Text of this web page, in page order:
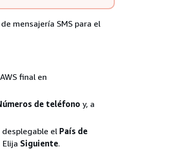
mensajería SMS para el
final en
de teléfono y, a
desplegable el País de
Siguiente.